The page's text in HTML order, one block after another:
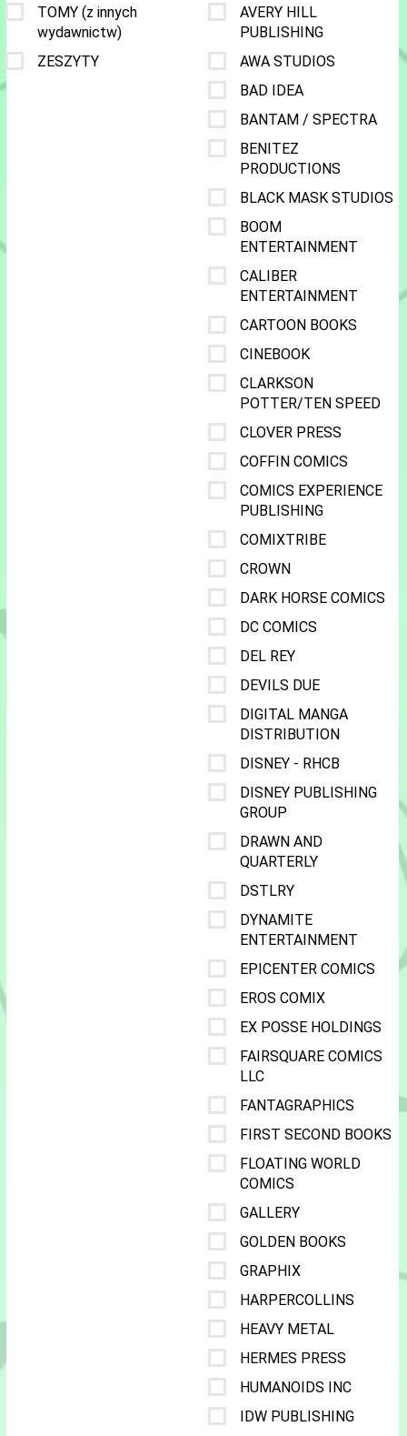
TOMY (z innych
wydawnictw)
ZESZYTY
AVERY HILL
PUBLISHING
AWA STUDIOS
BAD IDEA
BANTAM / SPECTRA
BENITEZ
PRODUCTIONS
BLACK MASK STUDIOS
BOOM
ENTERTAINMENT
CALIBER
ENTERTAINMENT
CARTOON BOOKS
CINEBOOK
CLARKSON
POTTER/TEN SPEED
CLOVER PRESS
COFFIN COMICS
COMICS EXPERIENCE
PUBLISHING
COMIXTRIBE
CROWN
DARK HORSE COMICS
DC COMICS
DEL REY
DEVILS DUE
DIGITAL MANGA
DISTRIBUTION
DISNEY - RHCB
DISNEY PUBLISHING
GROUP
DRAWN AND
QUARTERLY
DSTLRY
DYNAMITE
ENTERTAINMENT
EPICENTER COMICS
EROS COMIX
EX POSSE HOLDINGS
FAIRSQUARE COMICS
LLC
FANTAGRAPHICS
FIRST SECOND BOOKS
FLOATING WORLD
COMICS
GALLERY
GOLDEN BOOKS
GRAPHIX
HARPERCOLLINS
HEAVY METAL
HERMES PRESS
HUMANOIDS INC
IDW PUBLISHING